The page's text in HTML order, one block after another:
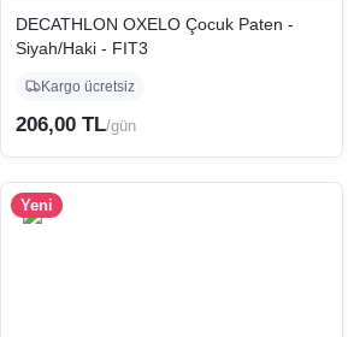
DECATHLON OXELO Çocuk Paten -
Siyah/Haki - FIT3
Kargo ücretsiz
206,00 TL/gün
Yeni